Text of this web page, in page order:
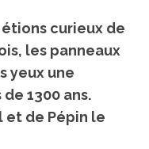
curieux de
les panneaux
yeux une
1300 ans.
et de Pépin le